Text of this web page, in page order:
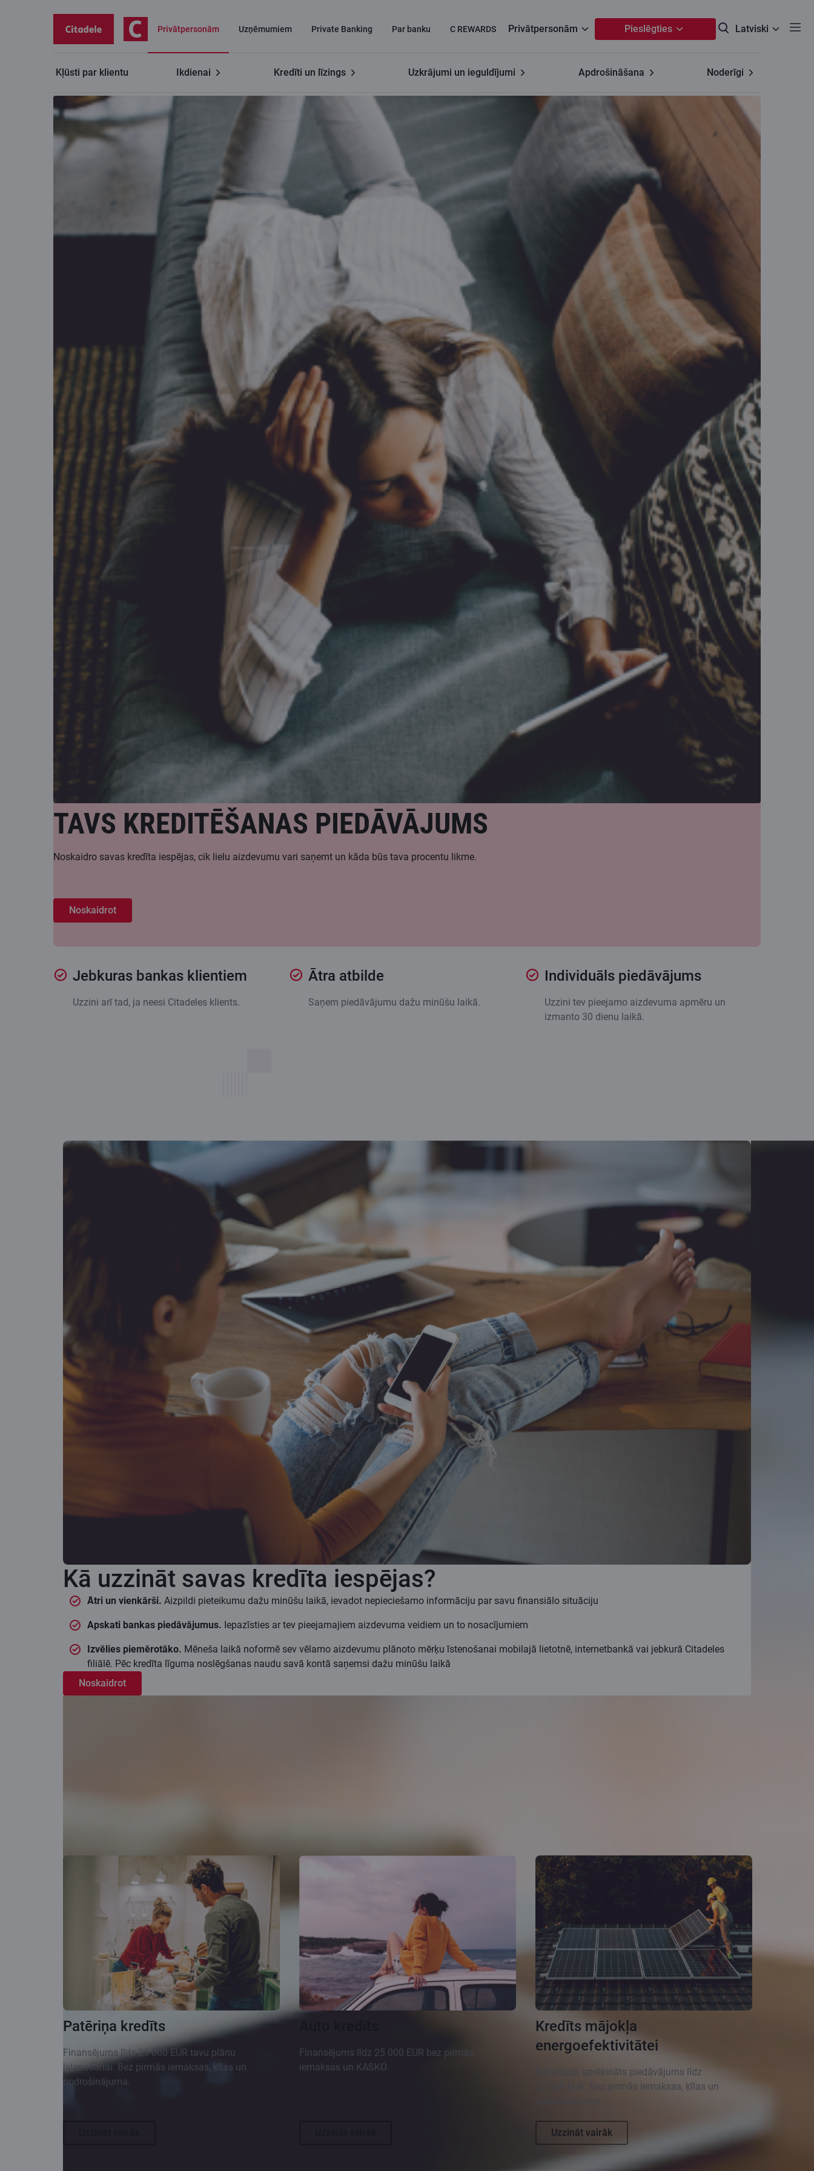
Privātpersonām Uzņēmumiem Private Banking Par banku C REWARDS Privātpersonām Pieslēgties Latviski
Kļūsti par klientu Ikdienai Kredīti un līzings Uzkrājumi un ieguldījumi Apdrošināšana Noderīgi
TAVS KREDITĒŠANAS PIEDĀVĀJUMS
Noskaidro savas kredīta iespējas, cik lielu aizdevumu vari saņemt un kāda būs tava procentu likme.
Noskaidrot
Jebkuras bankas klientiem
Uzzini arī tad, ja neesi Citadeles klients.
Ātra atbilde
Saņem piedāvājumu dažu minūšu laikā.
Individuāls piedāvājums
Uzzini tev pieejamo aizdevuma apmēru un
izmanto 30 dienu laikā.
Kā uzzināt savas kredīta iespējas?
Ātri un vienkārši. Aizpildi pieteikumu dažu minūšu laikā, ievadot nepieciešamo informāciju par savu finansiālo situāciju
Apskati bankas piedāvājumus. Iepazīsties ar tev pieejamajiem aizdevuma veidiem un to nosacījumiem
Izvēlies piemērotāko. Mēneša laikā noformē sev vēlamo aizdevumu plānoto mērķu īstenošanai mobilajā lietotnē, internetbankā vai jebkurā Citadeles
filiālē. Pēc kredīta līguma noslēgšanas naudu savā kontā saņemsi dažu minūšu laikā
Noskaidrot
Vēl vairāk iespēju
Patēriņa kredīts
Finansējums līdz 25 000 EUR tavu plānu
īstenošanai. Bez pirmās iemaksas, ķīlas un
nodrošinājuma.
Finansējums līdz 25 000 EUR bez pirmās
iemaksas un KASKO.
Kredīts mājokļa
energoefektivitātei
Individuāli aprēķināts piedāvājums līdz
30 000 EUR. Bez pirmās iemaksas, ķīlas un
Uzzināt vairāk